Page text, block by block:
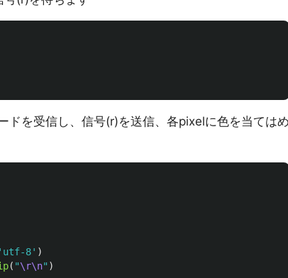
ドを受信し、信号(r)を送信、各pixelに色を当ては
' utf-8' )
( "\r\n" )